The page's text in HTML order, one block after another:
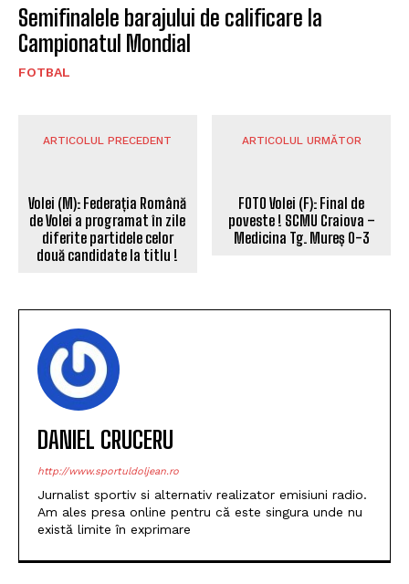
Semifinalele barajului de calificare la
Campionatul Mondial
FOTBAL
ARTICOLUL PRECEDENT
diferite partidele celor
ARTICOLUL URMĂTOR
FOTO Volei (F): Final de
DANIEL CRUCERU
http://www.sportuldoljean.ro
Jurnalist sportiv si alternativ realizator emisiuni radio.